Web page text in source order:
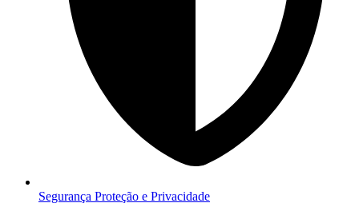
Segurança Proteção e Privacidade